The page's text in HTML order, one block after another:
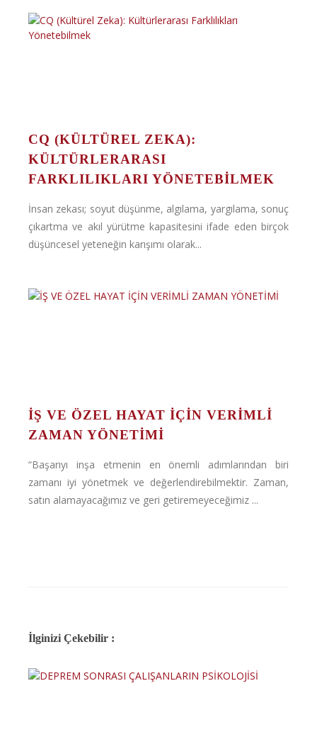
CQ (KÜLTÜREL ZEKA):
KÜLTÜRLERARASI
FARKLILIKLARI YÖNETEBILMEK
İnsan zekası; soyut düşünme, algılama, yargılama, sonuç
çıkartma ve akıl yürütme kapasitesini ifade eden birçok
düşüncesel yeteneğin karışımı olarak...
İŞ VE ÖZEL HAYAT İÇİN VERİMLİ
ZAMAN YÖNETİMİ
“Başarıyı inşa etmenin en önemli adımlarından biri
zamanı iyi yönetmek ve değerlendirebilmektir. Zaman,
satın alamayacağımız ve geri getiremeyeceğimiz ...
İlginizi Çekebilir :